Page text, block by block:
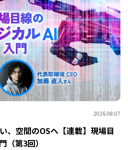
2026.08.07
、空間のOSへ【連載】現場目
（第3回）